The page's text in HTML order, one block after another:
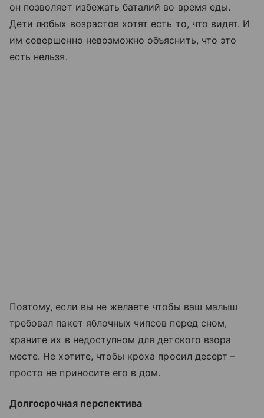
он позволяет избежать баталий во время еды.
Дети любых возрастов хотят есть то, что видят. И
им совершенно невозможно объяснить, что это
есть нельзя.
Поэтому, если вы не желаете чтобы ваш малыш
требовал пакет яблочных чипсов перед сном,
храните их в недоступном для детского взора
месте. Не хотите, чтобы кроха просил десерт –
просто не приносите его в дом.
Долгосрочная перспектива